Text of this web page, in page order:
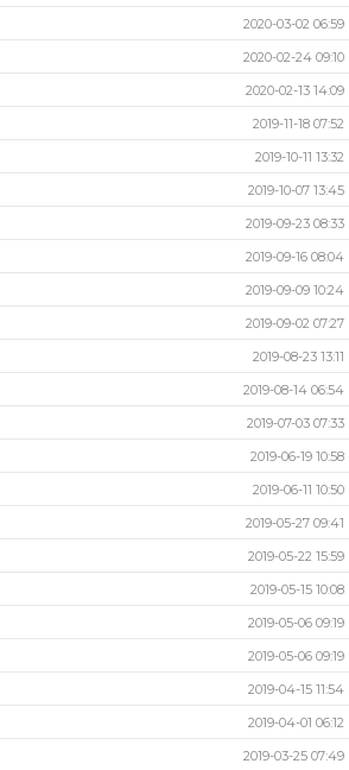
2020-03-02 06:59
2020-02-24 09:10
2020-02-13 14:09
2019-11-18 07:52
2019-10-11 13:32
2019-10-07 13:45
2019-09-23 08:33
2019-09-16 08:04
2019-09-09 10:24
2019-09-02 07:27
2019-08-23 13:11
2019-08-14 06:54
2019-07-03 07:33
2019-06-19 10:58
2019-06-11 10:50
2019-05-27 09:41
2019-05-22 15:59
2019-05-15 10:08
2019-05-06 09:19
2019-05-06 09:19
2019-04-15 11:54
2019-04-01 06:12
2019-03-25 07:49